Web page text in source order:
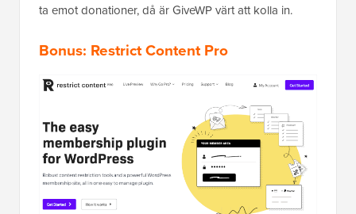
ta emot donationer, då är GiveWP värt att kolla in.
Bonus: Restrict Content Pro